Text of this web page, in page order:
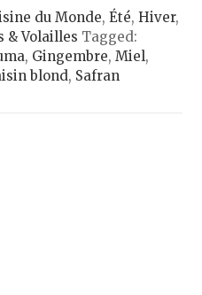
du Monde,Été,Hiver,
& Volailles Tagged:
, Gingembre,Miel,
blond, Safran